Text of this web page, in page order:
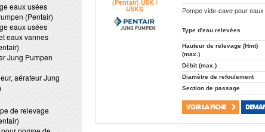
eaux usées
(Pentair)
eaux usées
eaux vannes
Jung Pumpen
aérateur Jung
de relevage
Pompe vide-cave pour
Type d'eau relevées
Hauteur de relevage (Hmt)
(max.)
Débit (max.)
Diamètre de refoulement
Section de passage
VOIR LA FICHE